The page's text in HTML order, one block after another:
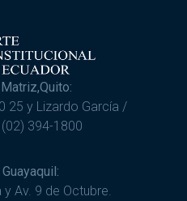
25 y Lizardo García /
(02) 394-1800
Av. 9 de Octubre.